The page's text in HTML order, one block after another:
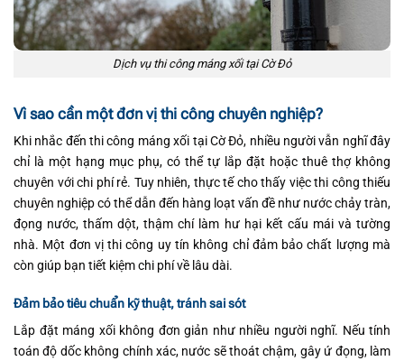
Dịch vụ thi công máng xối tại Cờ Đỏ
Vì sao cần một đơn vị thi công chuyên nghiệp?
Khi nhắc đến thi công máng xối tại Cờ Đỏ, nhiều người vẫn nghĩ đây
chỉ là một hạng mục phụ, có thể tự lắp đặt hoặc thuê thợ không
chuyên với chi phí rẻ. Tuy nhiên, thực tế cho thấy việc thi công thiếu
chuyên nghiệp có thể dẫn đến hàng loạt vấn đề như nước chảy tràn,
đọng nước, thấm dột, thậm chí làm hư hại kết cấu mái và tường
nhà. Một đơn vị thi công uy tín không chỉ đảm bảo chất lượng mà
còn giúp bạn tiết kiệm chi phí về lâu dài.
Đảm bảo tiêu chuẩn kỹ thuật, tránh sai sót
Lắp đặt máng xối không đơn giản như nhiều người nghĩ. Nếu tính
toán độ dốc không chính xác, nước sẽ thoát chậm, gây ứ đọng, làm